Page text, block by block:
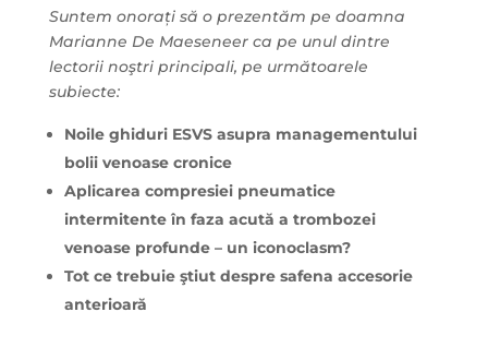
Suntem onorați să o prezentăm pe doamna
Marianne De Maeseneer ca pe unul dintre
lectorii noştri principali, pe următoarele
subiecte:
Noile ghiduri ESVS asupra managementului
bolii venoase cronice
Aplicarea compresiei pneumatice
intermitente în faza acută a trombozei
venoase profunde – un iconoclasm?
Tot ce trebuie ştiut despre safena accesorie
anterioară